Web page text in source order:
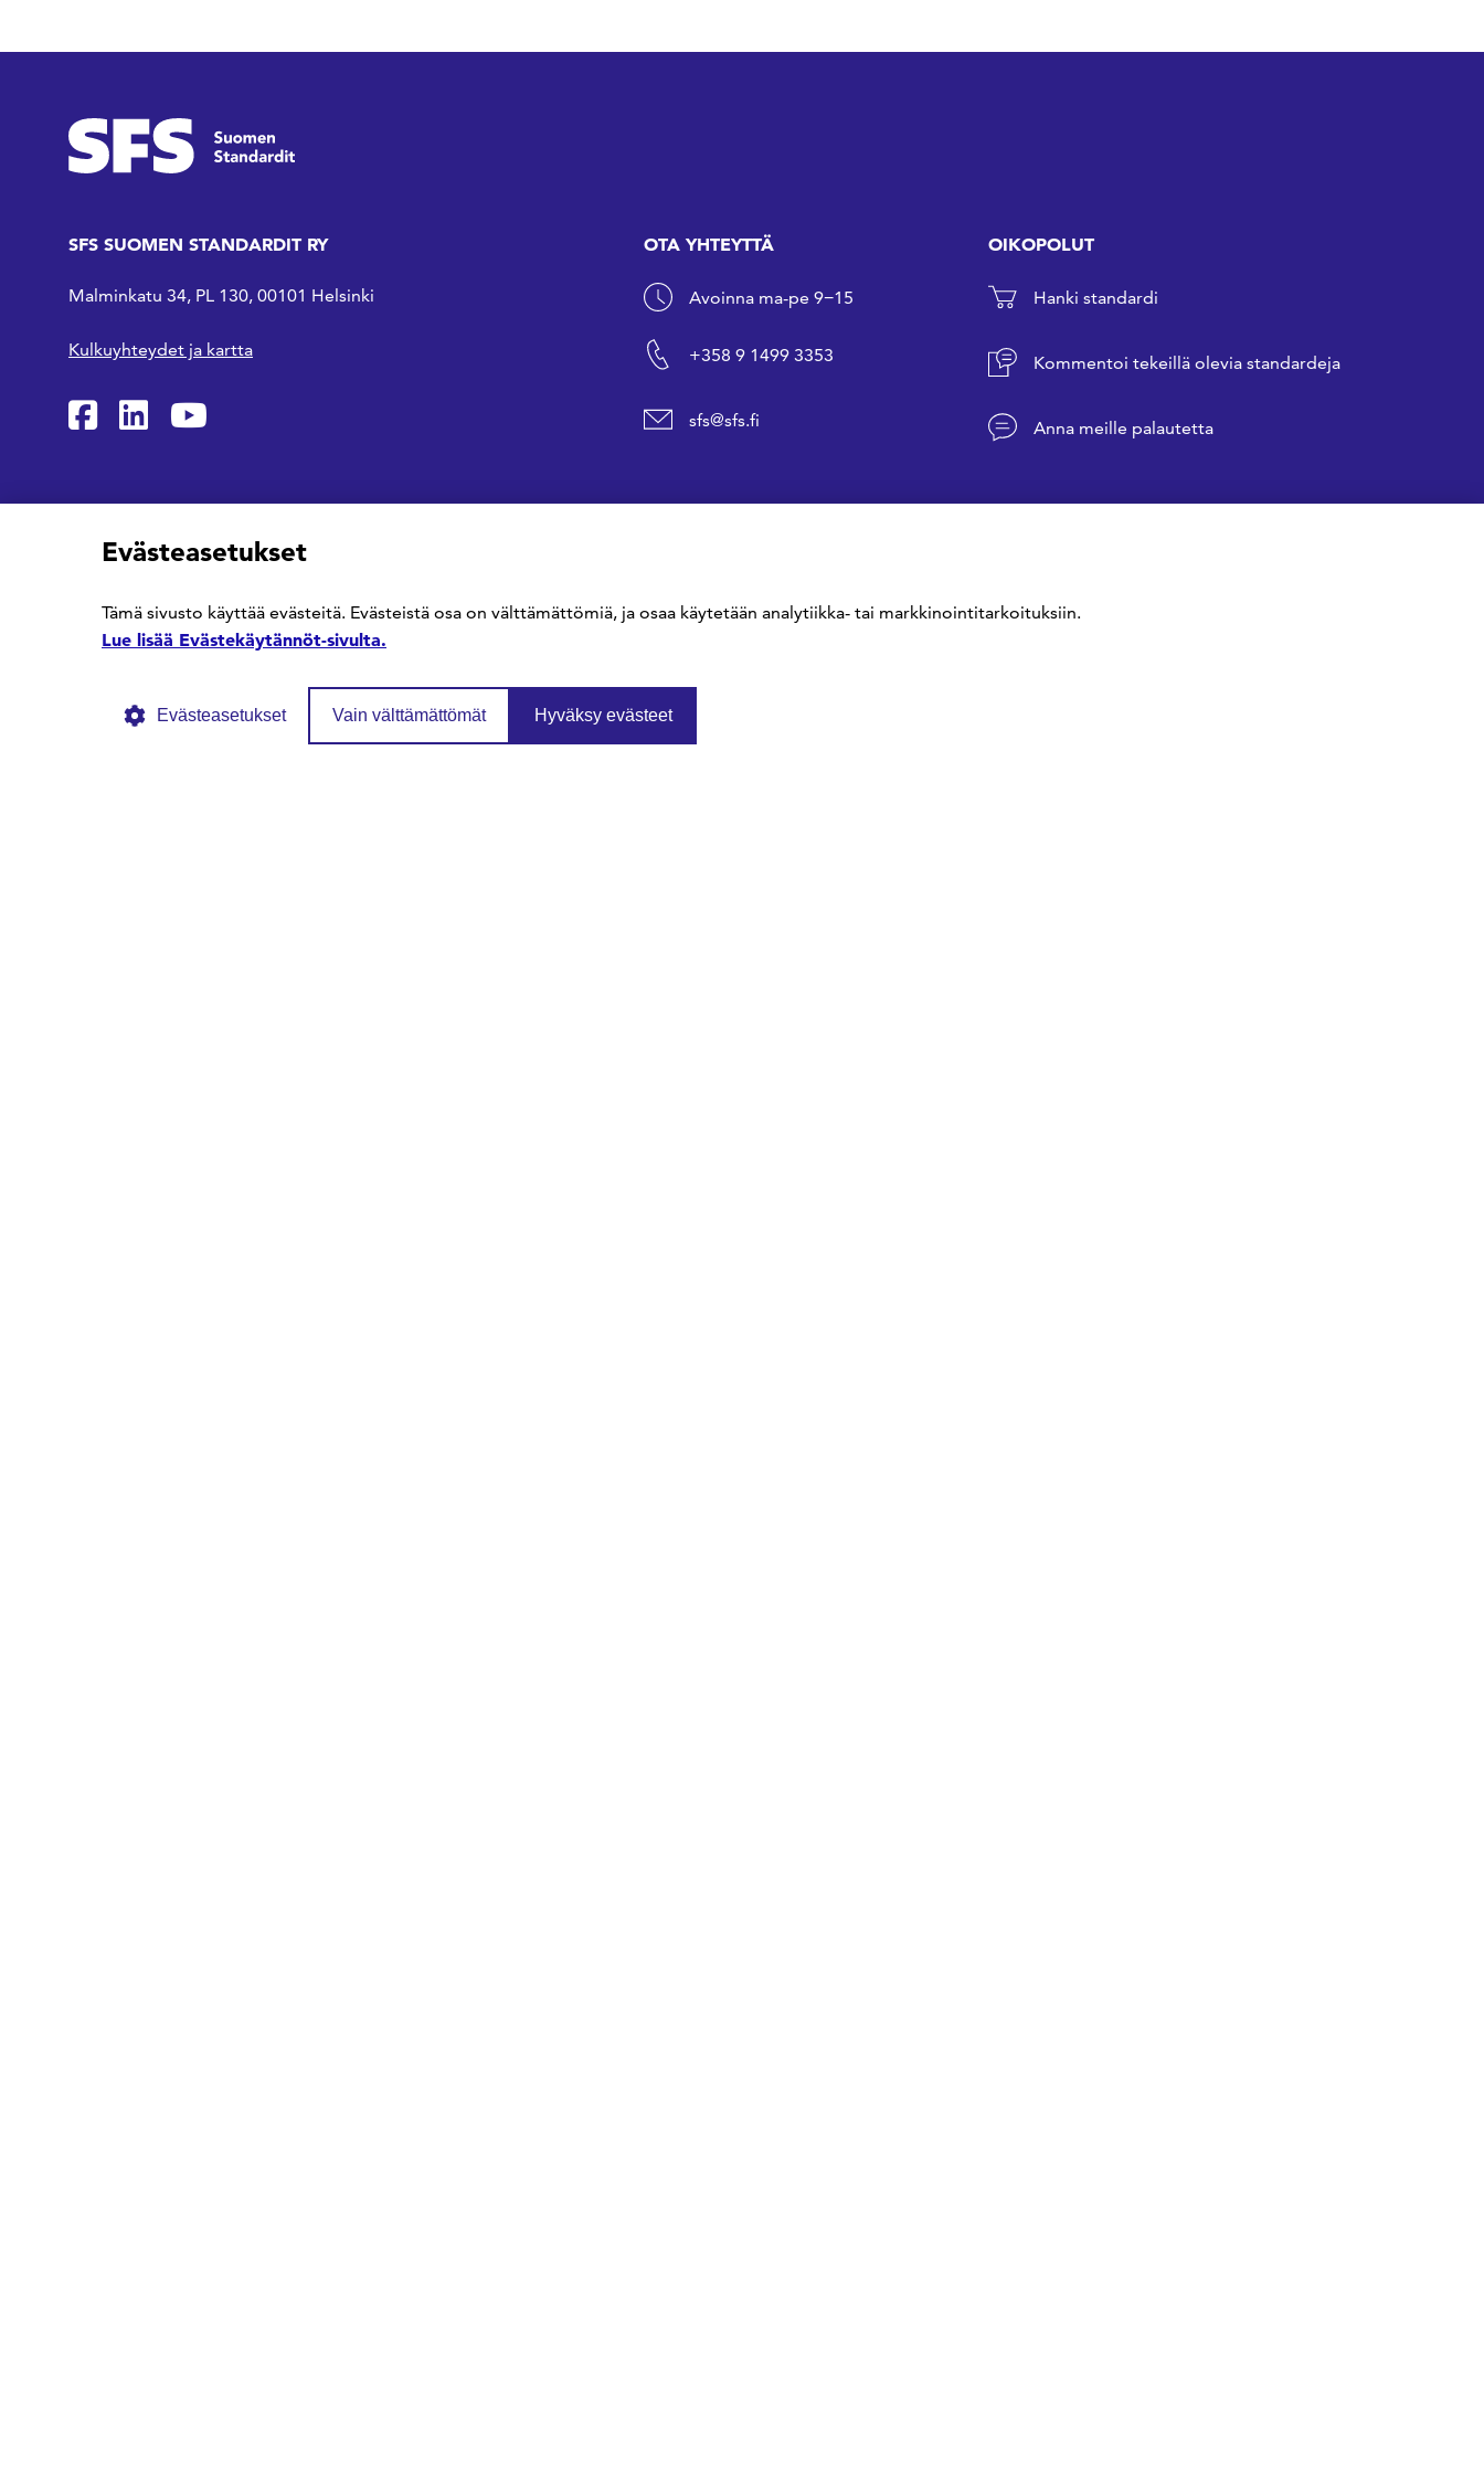
SFS SUOMEN STANDARDIT RY
Malminkatu 34, PL 130, 00101 Helsinki
Kulkuyhteydet ja kartta
SFS Facebookissa
SFS Linkedinissä
SFS Youtubessa
OTA YHTEYTTÄ
Avoinna ma-pe 9−15
+358 9 1499 3353
sfs@sfs.fi
OIKOPOLUT
Hanki standardi
Kommentoi tekeillä olevia standardeja
Anna meille palautetta
Evästeasetukset
Tämä sivusto käyttää evästeitä. Evästeistä osa on välttämättömiä, ja osaa käytetään analytiikka- tai markkinointitarkoituksiin.
Lue lisää Evästekäytännöt-sivulta.
Evästeasetukset Vain välttämättömät Hyväksy evästeet